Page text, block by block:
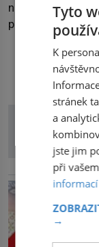
nezanechává
pod ní byla
údajně poznává,
mrtvá celé
Srbsku má s
Tyto
K
stránek
a
jste jim
při
informací
→